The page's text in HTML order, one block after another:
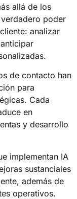
allá de los
poder
analizar
de contacto han
para
Cada
en
y desarrollo
implementan IA
sustanciales
además de
operativos.